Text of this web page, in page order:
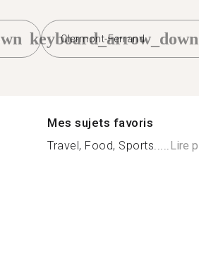
Clermont-Ferrand
keyboard_arrow_down
Mes sujets favoris
Travel, Food, Sports.....Lire